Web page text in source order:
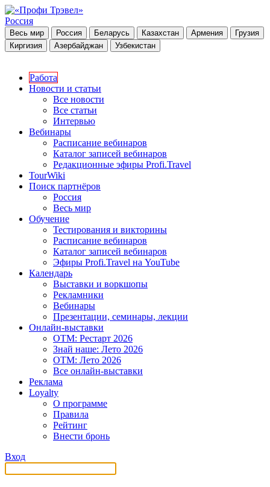
Россия
Весь мир Россия Беларусь Казахстан Армения
Грузия
Киргизия
Азербайджан Узбекистан
Работа
Новости и статьи
Все новости
Все статьи
Интервью
Вебинары
Расписание вебинаров
Каталог записей вебинаров
Редакционные эфиры Profi.Travel
TourWiki
Поиск партнёров
Россия
Весь мир
Обучение
Тестирования и викторины
Расписание вебинаров
Каталог записей вебинаров
Эфиры Profi.Travel на YouTube
Календарь
Выставки и воркшопы
Рекламники
Вебинары
Презентации, семинары, лекции
Онлайн-выставки
OTM: Рестарт 2026
Знай наше: Лето 2026
OTM: Лето 2026
Все онлайн-выставки
Реклама
Loyalty
О программе
Правила
Рейтинг
Внести бронь
Вход